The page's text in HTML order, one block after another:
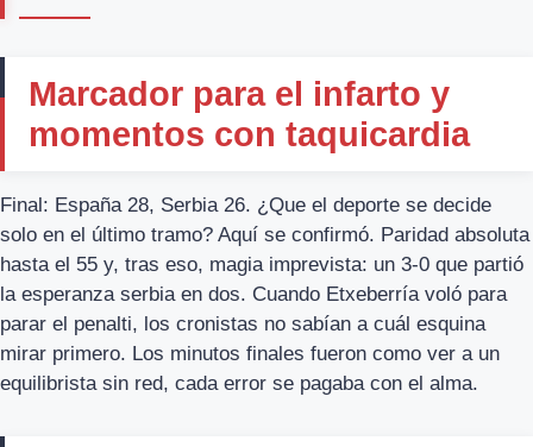
Marcador para el infarto y
momentos con taquicardia
Final: España 28, Serbia 26. ¿Que el deporte se decide
solo en el último tramo? Aquí se confirmó. Paridad absoluta
hasta el 55 y, tras eso, magia imprevista: un 3-0 que partió
la esperanza serbia en dos. Cuando Etxeberría voló para
parar el penalti, los cronistas no sabían a cuál esquina
mirar primero. Los minutos finales fueron como ver a un
equilibrista sin red, cada error se pagaba con el alma.